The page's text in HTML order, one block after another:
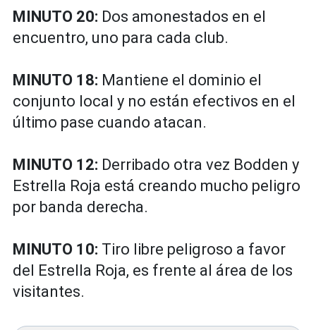
MINUTO 20: Dos amonestados en el
encuentro, uno para cada club.
MINUTO 18: Mantiene el dominio el
conjunto local y no están efectivos en el
último pase cuando atacan.
MINUTO 12: Derribado otra vez Bodden y
Estrella Roja está creando mucho peligro
por banda derecha.
MINUTO 10: Tiro libre peligroso a favor
del Estrella Roja, es frente al área de los
visitantes.